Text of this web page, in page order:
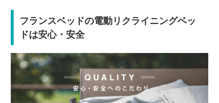
フランスベッドの電動リクライニングベッ
ドは安心・安全